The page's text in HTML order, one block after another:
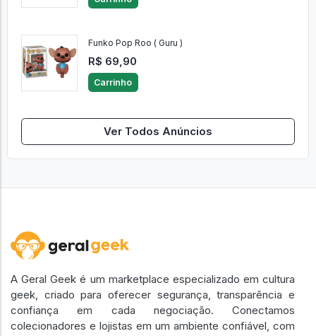
Funko Pop Roo ( Guru )
R$ 69,90
Carrinho
Ver Todos Anúncios
A Geral Geek é um marketplace especializado em cultura
geek, criado para oferecer segurança, transparência e
confiança em cada negociação. Conectamos
colecionadores e lojistas em um ambiente confiável, com